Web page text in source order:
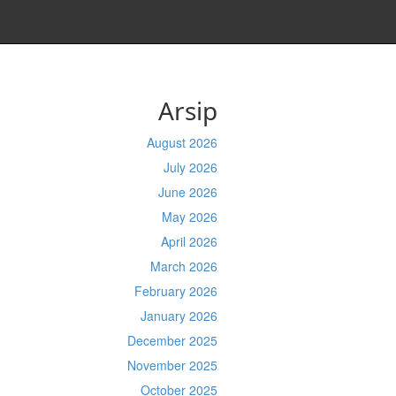
Arsip
August 2026
July 2026
June 2026
May 2026
April 2026
March 2026
February 2026
January 2026
December 2025
November 2025
October 2025